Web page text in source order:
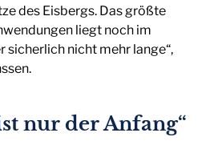
des Eisbergs. Das größte
liegt noch im
sicherlich nicht mehr lange“,
nur der Anfang“